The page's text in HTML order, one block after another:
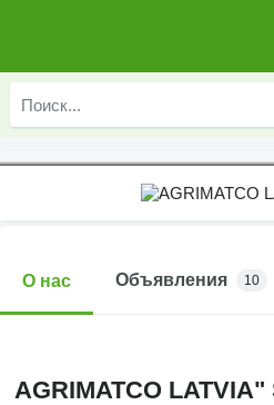
О нас Объявления 10
AGRIMATCO LATVIA"